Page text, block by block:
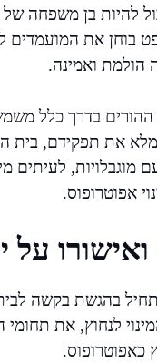
להיות בן משפחה
בוחן את המועמדים
הולמת ואמינה.
בדרך כלל
את תפקידם, בית
מוגבלויות, לעיתים
אפוטרופוס.
ואישורו
מתחיל בהגשת בקשה
לנחוץ, את
כאפוטרופוס.